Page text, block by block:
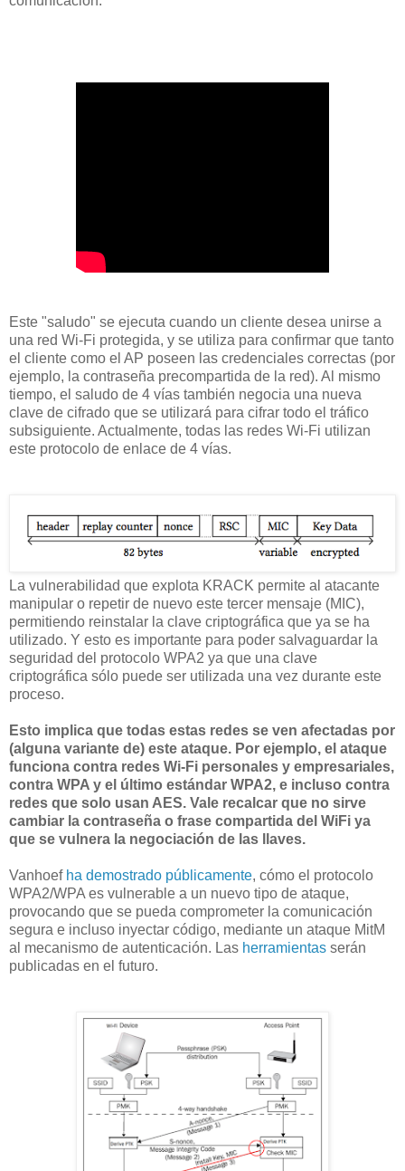
Este "saludo" se ejecuta cuando un cliente desea unirse a
una red Wi-Fi protegida, y se utiliza para confirmar que tanto
el cliente como el AP poseen las credenciales correctas (por
ejemplo, la contraseña precompartida de la red). Al mismo
tiempo, el saludo de 4 vías también negocia una nueva
clave de cifrado que se utilizará para cifrar todo el tráfico
subsiguiente. Actualmente, todas las redes Wi-Fi utilizan
este protocolo de enlace de 4 vías.
La vulnerabilidad que explota KRACK permite al atacante
manipular o repetir de nuevo este tercer mensaje (MIC),
permitiendo reinstalar la clave criptográfica que ya se ha
utilizado. Y esto es importante para poder salvaguardar la
seguridad del protocolo WPA2 ya que una clave
criptográfica sólo puede ser utilizada una vez durante este
proceso.
Esto implica que todas estas redes se ven afectadas por
(alguna variante de) este ataque. Por ejemplo, el ataque
funciona contra redes Wi-Fi personales y empresariales,
contra WPA y el último estándar WPA2, e incluso contra
redes que solo usan AES. Vale recalcar que no sirve
cambiar la contraseña o frase compartida del WiFi ya
que se vulnera la negociación de las llaves.
Vanhoef ha demostrado públicamente, cómo el protocolo
WPA2/WPA es vulnerable a un nuevo tipo de ataque,
provocando que se pueda comprometer la comunicación
segura e incluso inyectar código, mediante un ataque MitM
al mecanismo de autenticación. Las herramientas serán
publicadas en el futuro.